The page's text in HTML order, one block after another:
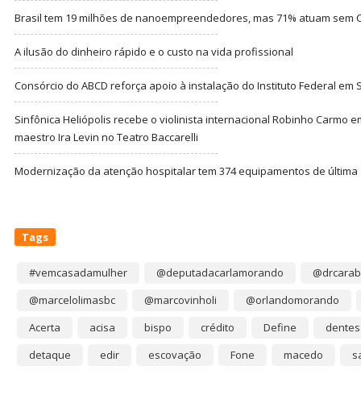
Brasil tem 19 milhões de nanoempreendedores, mas 71% atuam sem
A ilusão do dinheiro rápido e o custo na vida profissional
Consórcio do ABCD reforça apoio à instalação do Instituto Federal em
Sinfônica Heliópolis recebe o violinista internacional Robinho Carmo
maestro Ira Levin no Teatro Baccarelli
Modernização da atenção hospitalar tem 374 equipamentos de última
Tags
#vemcasadamulher @deputadacarlamorando
@marcelolimasbc
@marcovinholi
@orlandomorando
Acerta
acisa bispo crédito Define
dentes
detaque
edir escovação Fone macedo